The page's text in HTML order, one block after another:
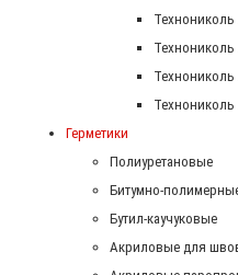
Герметики
Полиуретановые
Битумно-
Бутил-каучуковые
Акриловые для